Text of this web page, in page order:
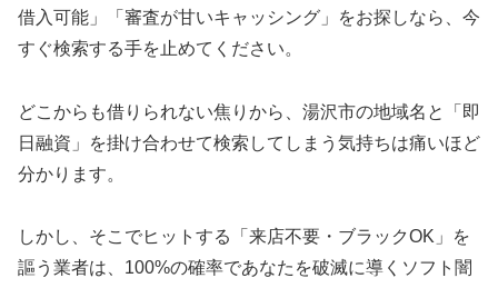
借入可能」「審査が甘いキャッシング」をお探しなら、今
すぐ検索する手を止めてください。
どこからも借りられない焦りから、湯沢市の地域名と「即
日融資」を掛け合わせて検索してしまう気持ちは痛いほど
分かります。
しかし、そこでヒットする「来店不要・ブラックOK」を
謳う業者は、100%の確率であなたを破滅に導くソフト闇